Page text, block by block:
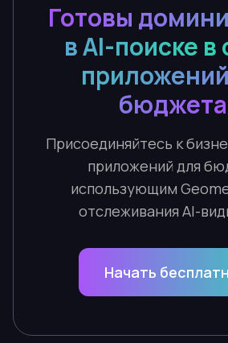
Готовы
в AI-поиске в
Присоединяйтесь к
приложений для
использующим
отслеживания AI-
Начать